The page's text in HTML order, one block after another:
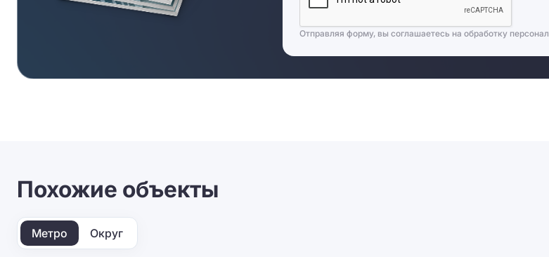
Отправляя форму, вы соглашаетесь на обработку
Похожие объекты
Метро Округ